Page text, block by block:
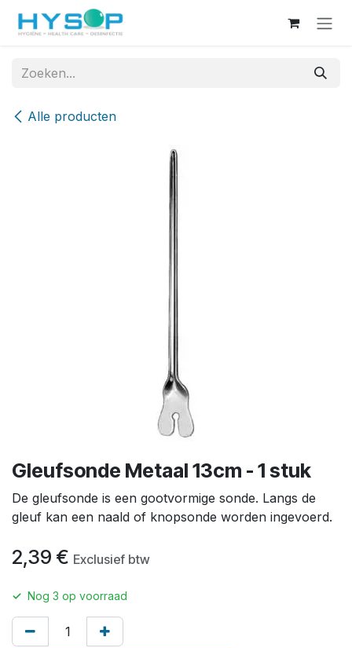
Overslaan naar inhoud
Alle producten
Gleufsonde Metaal 13cm - 1 stuk
De gleufsonde is een gootvormige sonde. Langs de
gleuf kan een naald of knopsonde worden ingevoerd.
2,39 € Exclusief btw
✓ Nog 3 op voorraad